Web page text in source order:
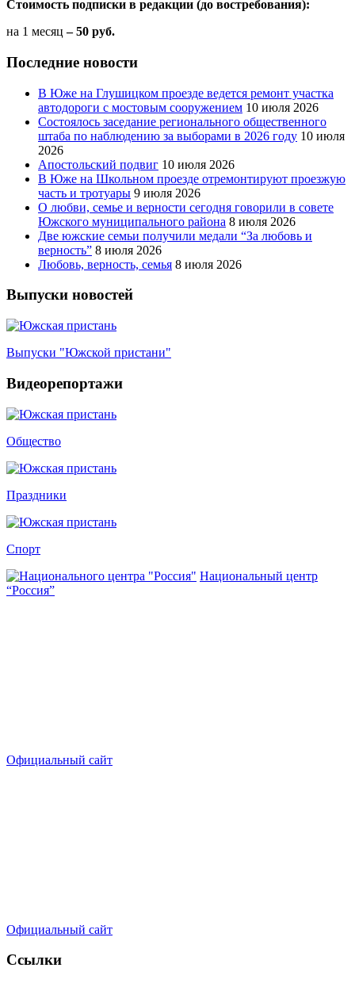
Стоимость подписки в редакции (до востребования):
на 1 месяц – 50 руб.
Последние новости
В Юже на Глушицком проезде ведется ремонт участка
автодороги с мостовым сооружением 10 июля 2026
Состоялось заседание регионального общественного
штаба по наблюдению за выборами в 2026 году 10 июля
2026
Апостольский подвиг 10 июля 2026
В Юже на Школьном проезде отремонтируют проезжую
часть и тротуары 9 июля 2026
О любви, семье и верности сегодня говорили в совете
Южского муниципального района 8 июля 2026
Две южские семьи получили медали “За любовь и
верность” 8 июля 2026
Любовь, верность, семья 8 июля 2026
Выпуски новостей
Выпуски "Южской пристани"
Видеорепортажи
Общество
Праздники
Спорт
Национальный центр
“Россия”
Официальный сайт
Официальный сайт
Ссылки